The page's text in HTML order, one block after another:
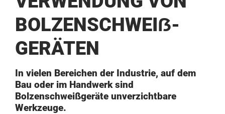
BOLZENSCHWEIẞ-
GERÄTEN
In vielen Bereichen der Industrie, auf dem
Bau oder im Handwerk sind
Bolzenschweißgeräte unverzichtbare
Werkzeuge.